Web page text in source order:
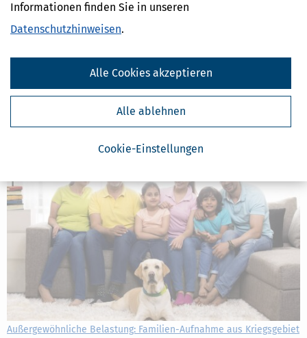
Informationen finden Sie in unseren
Datenschutzhinweisen.
Cookie-Einstellungen
Alle ablehnen
Alle Cookies akzeptieren
Unterhalt & Schonvermögen: Ist die Vermögensgrenze zu niedrig?
17.05.2022, 13:01 Uhr]Seit 1975 ist die Vermögensgrenze beim
Unterhalt unverändert. Muss sie aufgrund des Kaufkraftverlusts
angepasst werden? Damit beschäftigt sich jetzt der BFH.
mehr
Außergewöhnliche Belastung: Familien-Aufnahme aus Kriegsgebiet